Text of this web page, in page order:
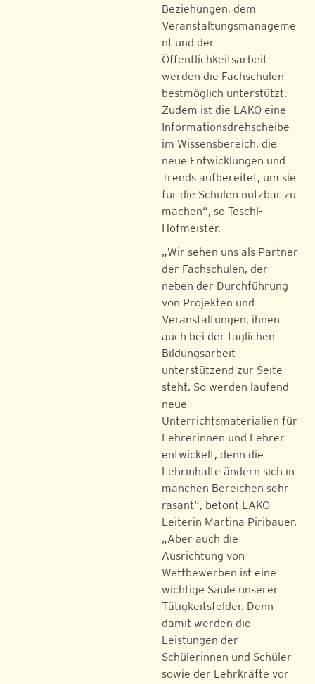
Beziehungen, dem
Veranstaltungsmanageme
nt und der
Öffentlichkeitsarbeit
werden die Fachschulen
bestmöglich unterstützt.
Zudem ist die LAKO eine
Informationsdrehscheibe
im Wissensbereich, die
neue Entwicklungen und
Trends aufbereitet, um sie
für die Schulen nutzbar zu
machen“, so Teschl-
Hofmeister.
„Wir sehen uns als Partner
der Fachschulen, der
neben der Durchführung
von Projekten und
Veranstaltungen, ihnen
auch bei der täglichen
Bildungsarbeit
unterstützend zur Seite
steht. So werden laufend
neue
Unterrichtsmaterialien für
Lehrerinnen und Lehrer
entwickelt, denn die
Lehrinhalte ändern sich in
manchen Bereichen sehr
rasant“, betont LAKO-
Leiterin Martina Piribauer.
„Aber auch die
Ausrichtung von
Wettbewerben ist eine
wichtige Säule unserer
Tätigkeitsfelder. Denn
damit werden die
Leistungen der
Schülerinnen und Schüler
sowie der Lehrkräfte vor